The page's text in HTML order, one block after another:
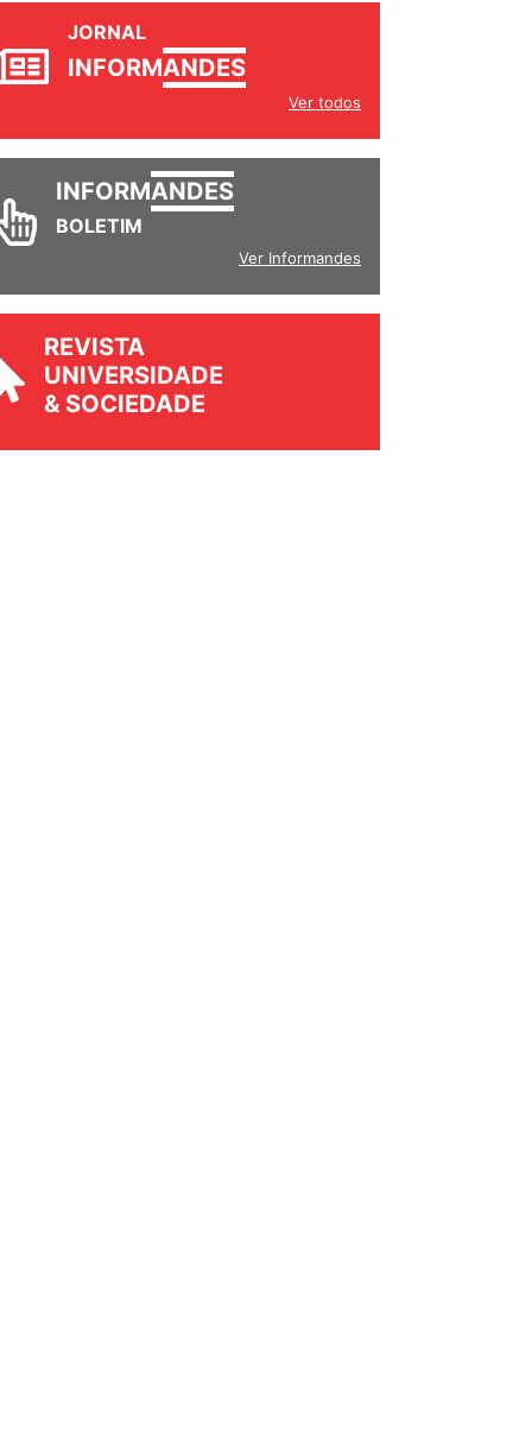
JORNAL
INFORMANDES
Ver todos
INFORMANDES
BOLETIM
Ver Informandes
REVISTA
UNIVERSIDADE
& SOCIEDADE